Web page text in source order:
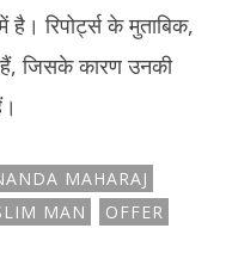
रिपोर्ट्स के मुताबिक,
हैं, जिसके कारण उनकी
MAHARAJ
MAN
OFFER